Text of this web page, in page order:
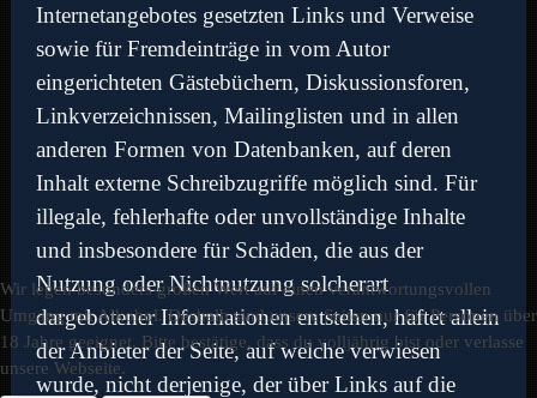
Internetangebotes gesetzten Links und Verweise
sowie für Fremdeinträge in vom Autor
eingerichteten Gästebüchern, Diskussionsforen,
Linkverzeichnissen, Mailinglisten und in allen
anderen Formen von Datenbanken, auf deren
Inhalt externe Schreibzugriffe möglich sind. Für
illegale, fehlerhafte oder unvollständige Inhalte
und insbesondere für Schäden, die aus der
Nutzung oder Nichtnutzung solcherart
dargebotener Informationen entstehen, haftet allein
der Anbieter der Seite, auf welche verwiesen
wurde, nicht derjenige, der über Links auf die
Wir legen besonders großen Wert auf einen verantwortungsvollen
Umgang mit Alkohol. Deshalb sind unsere Seiten nur für Personen über
18 Jahre geeignet. Bitte bestätige, dass du volljährig bist oder verlasse
unsere Webseite.